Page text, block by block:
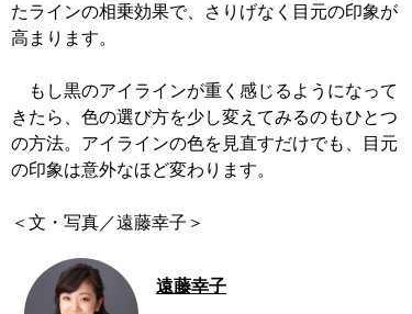
たラインの相乗効果で、さりげなく目元の印象が
高まります。
もし黒のアイラインが重く感じるようになって
きたら、色の選び方を少し変えてみるのもひとつ
の方法。アイラインの色を見直すだけでも、目元
の印象は意外なほど変わります。
＜文・写真／遠藤幸子＞
遠藤幸子